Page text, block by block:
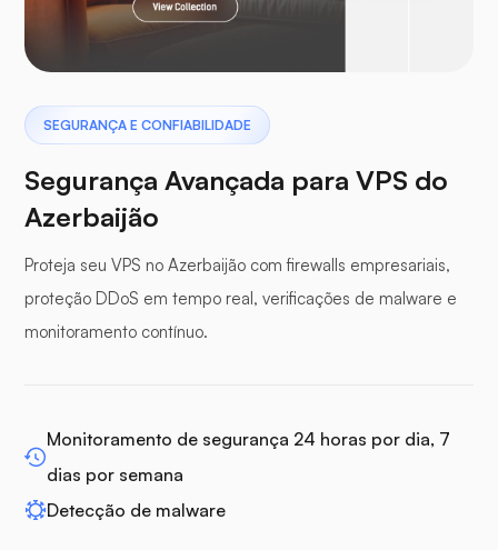
Pterodáctilo
Painel de buffer
WP-extendify
SEGURANÇA E CONFIABILIDADE
Segurança Avançada para VPS do
Azerbaijão
Proteja seu VPS no Azerbaijão com firewalls empresariais,
proteção DDoS em tempo real, verificações de malware e
monitoramento contínuo.
Monitoramento de segurança 24 horas por dia, 7
dias por semana
Detecção de malware